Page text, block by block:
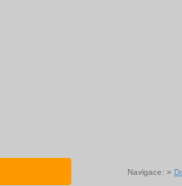
Navigace: »